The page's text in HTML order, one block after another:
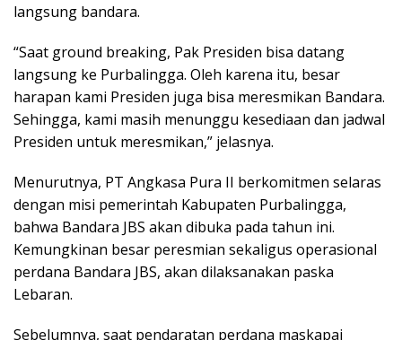
langsung bandara.
“Saat ground breaking, Pak Presiden bisa datang
langsung ke Purbalingga. Oleh karena itu, besar
harapan kami Presiden juga bisa meresmikan Bandara.
Sehingga, kami masih menunggu kesediaan dan jadwal
Presiden untuk meresmikan,” jelasnya.
Menurutnya, PT Angkasa Pura II berkomitmen selaras
dengan misi pemerintah Kabupaten Purbalingga,
bahwa Bandara JBS akan dibuka pada tahun ini.
Kemungkinan besar peresmian sekaligus operasional
perdana Bandara JBS, akan dilaksanakan paska
Lebaran.
Sebelumnya, saat pendaratan perdana maskapai